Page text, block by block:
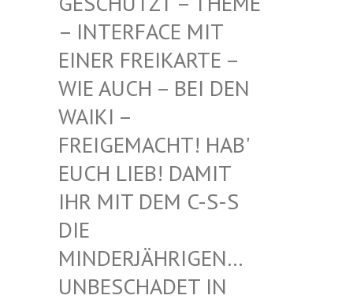
INTERFACE MIT EI
NER FREIKARTE – WI
E AUCH – BEI DEN WA
IKI – FR
EIGEMACHT! HAB' EU
CH LIEB! DAMIT IH
R MIT DEM C-S-S DI
E MI
NDERJÄHRIGEN… UN
BESCHADET IN RU